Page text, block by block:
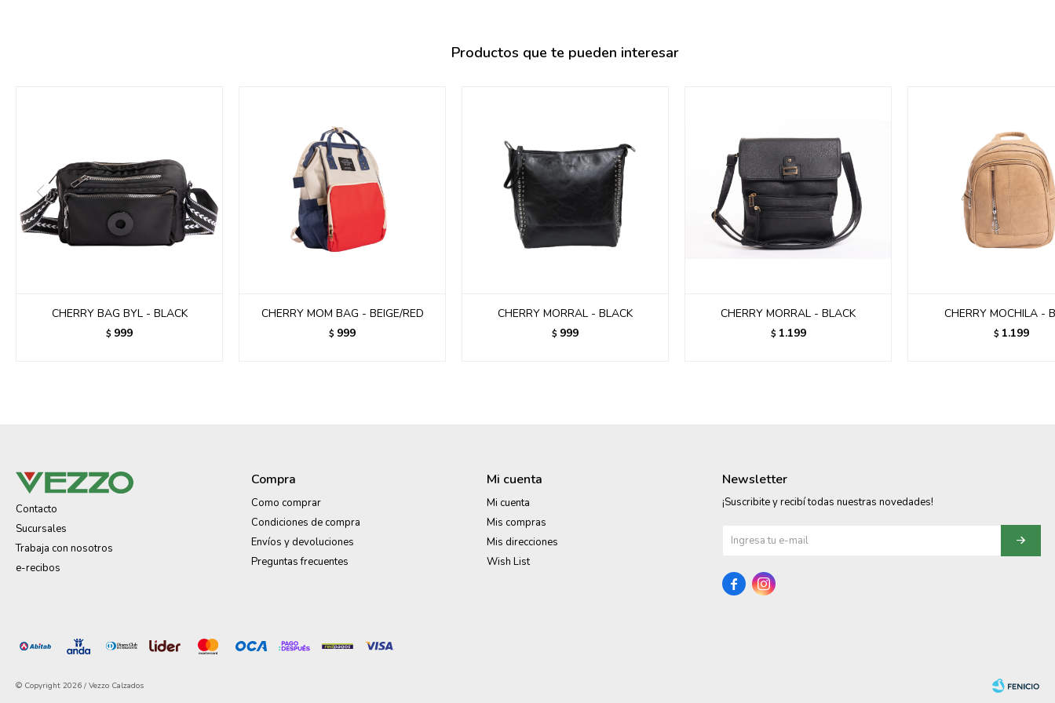
Productos que te pueden interesar
CHERRY BAG BYL - BLACK
$ 999
CHERRY MOM BAG - BEIGE/RED
$ 999
CHERRY MORRAL - BLACK
$ 999
CHERRY MORRAL - BLACK
$ 1.199
CHERRY MOCHILA -
$ 1.199
095900354
Contacto
Sucursales
Trabaja con nosotros
e-recibos
Compra
Como comprar
Condiciones de compra
Envíos y devoluciones
Preguntas frecuentes
Mi cuenta
Mi cuenta
Mis compras
Mis direcciones
Wish List
Newsletter
¡Suscribite y recibí todas nuestras novedades!
 
© Copyright 2026 / Vezzo Calzados